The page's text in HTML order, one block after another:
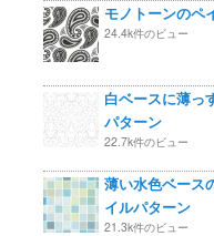
モノトーンのペ
24.4k件のビュー
白ベースに薄っ
パターン
22.7k件のビュー
薄い水色ベース
イルパターン
21.3k件のビュー